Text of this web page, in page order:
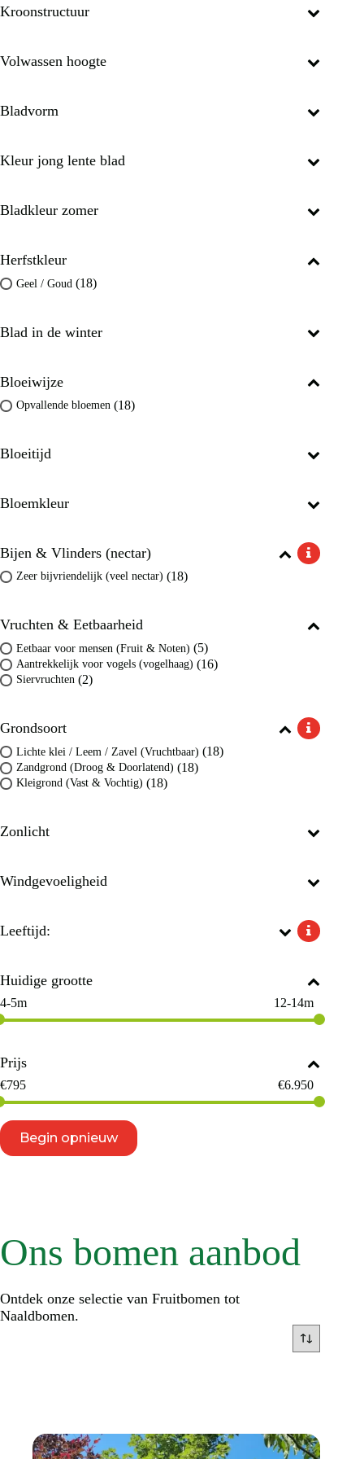
Ons bomen aanbod
Ontdek onze selectie van Fruitbomen tot
Naaldbomen.
Kroonstructuur
Volwassen hoogte
Bladvorm
Kleur jong lente blad
Bladkleur zomer
Herfstkleur
Geel / Goud (18)
Blad in de winter
Bloeiwijze
Opvallende bloemen (18)
Bloeitijd
Bloemkleur
Bijen & Vlinders (nectar)
Zeer bijvriendelijk (veel nectar) (18)
Vruchten & Eetbaarheid
Eetbaar voor mensen (Fruit & Noten) (5)
Aantrekkelijk voor vogels (vogelhaag) (16)
Siervruchten (2)
Grondsoort
Lichte klei / Leem / Zavel (Vruchtbaar) (18)
Zandgrond (Droog & Doorlatend) (18)
Kleigrond (Vast & Vochtig) (18)
Zonlicht
Windgevoeligheid
Leeftijd:
Huidige grootte
4-5m 12-14m
Prijs
€795 €6.950
Begin opnieuw